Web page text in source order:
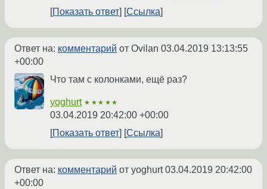
Показать ответ Ссылка
Ответ на: комментарий от Ovilan 03.04.2019 13:13:55
+00:00
Что там с колонками, ещё раз?
yoghurt ★★★★★
03.04.2019 20:42:00 +00:00
Показать ответ
Ссылка
Ответ на: комментарий от yoghurt03.04.2019 20:42:00
+00:00